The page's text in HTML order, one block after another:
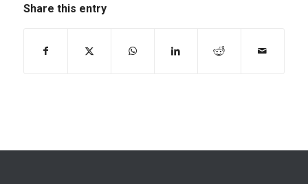
Share this entry